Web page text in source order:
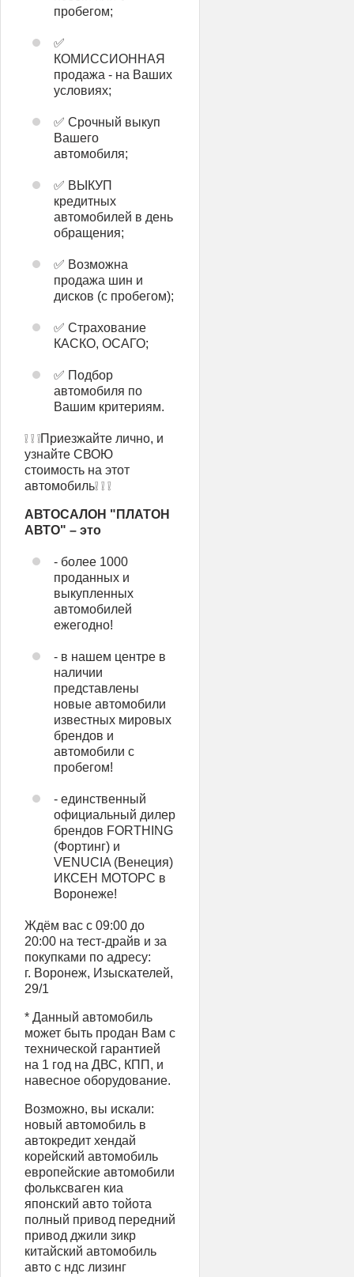
пробегом;
✅
КОМИССИОННАЯ
продажа - на Ваших
условиях;
✅ Срочный выкуп
Вашего
автомобиля;
✅ ВЫКУП
кредитных
автомобилей в день
обращения;
✅ Возможна
продажа шин и
дисков (с пробегом);
✅ Страхование
КАСКО, ОСАГО;
✅ Подбор
автомобиля по
Вашим критериям.
❕ ❕ ❕Приезжайте лично, и
узнайте СВОЮ
стоимость на этот
автомобиль❕ ❕ ❕
АВТОСАЛОН "ПЛАТОН
АВТО" – это
- более 1000
проданных и
выкупленных
автомобилей
ежегодно!
- в нашем центре в
наличии
представлены
новые автомобили
известных мировых
брендов и
автомобили с
пробегом!
- единственный
официальный дилер
брендов FORTHING
(Фортинг) и
VENUCIA (Венеция)
ИКСЕН МОТОРС в
Воронеже!
Ждём вас с 09:00 до
20:00 на тест-драйв и за
покупками по адресу:
г. Воронеж, Изыскателей,
29/1
* Данный автомобиль
может быть продан Вам с
технической гарантией
на 1 год на ДВС, КПП, и
навесное оборудование.
Возможно, вы искали:
новый автомобиль в
автокредит хендай
корейский автомобиль
европейские автомобили
фольксваген киа
японский авто тойота
полный привод передний
привод джили зикр
китайский автомобиль
авто с ндс лизинг